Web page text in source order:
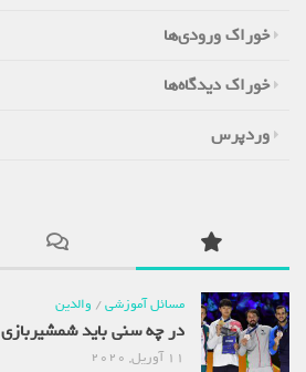
خوراک ورودی‌ها
خوراک دیدگاه‌ها
وردپرس
مسائل آموزشی/والدین
در چه سنی باید شمشیربازی